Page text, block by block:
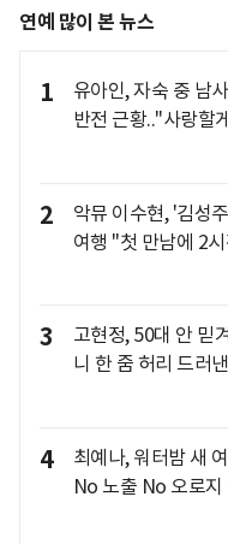
연예 많이 본 뉴스
1
유아인, 자숙 중 남
반전 근황.."사랑할
2
악뮤 이수현, '김성
여행 "첫 만남에 2
3
고현정, 50대 안 믿
니 한 줌 허리 드러
4
최예나, 워터밤 새
No 노출 No 오로지